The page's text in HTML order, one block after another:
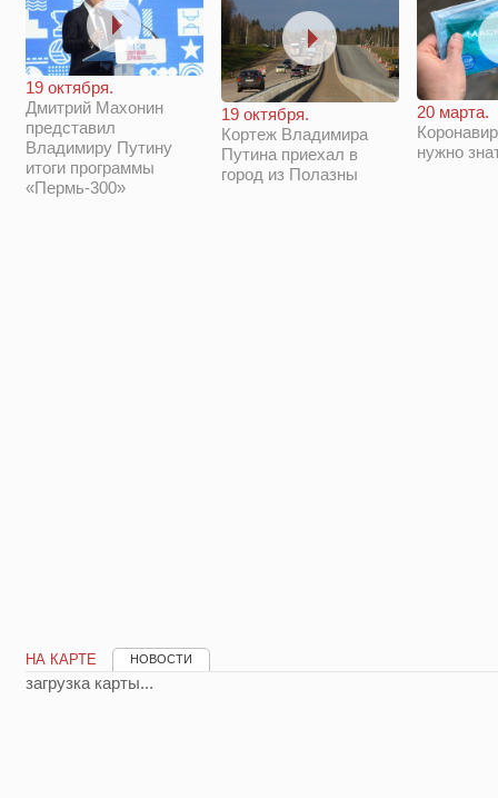
19 октября.
Дмитрий Махонин
представил
Владимиру Путину
итоги программы
«Пермь-300»
19 октября.
Кортеж Владимира
Путина приехал в
город из Полазны
20 марта.
нужно
НА КАРТЕ НОВОСТИ
загрузка карты...